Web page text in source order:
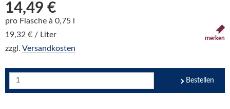
14,49 €
pro Flasche à 0,75 l
19,32 € / Liter
zzgl. Versandkosten
merken
Bestellen